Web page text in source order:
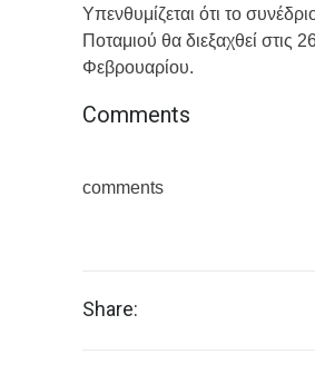
Υπενθυμίζεται ότι το
Ποταμιού θα διεξαχθεί στις
Φεβρουαρίου.
Comments
comments
Share: